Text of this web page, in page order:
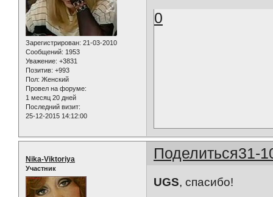
Зарегистрирован: 21-03-2010
Сообщений: 1953
Уважение: +3831
Позитив: +993
Пол: Женский
Провел на форуме:
1 месяц 20 дней
Последний визит:
25-12-2015 14:12:00
0
Поделиться31-
Nika-Viktoriya
Участник
UGS, cпасибо!